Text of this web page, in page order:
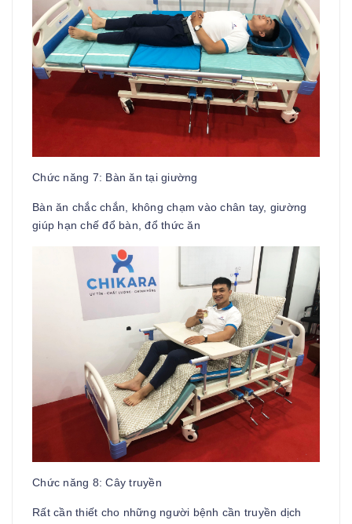
Chức năng 7: Bàn ăn tại giường
Bàn ăn chắc chắn, không chạm vào chân tay, giường
giúp hạn chế đổ bàn, đổ thức ăn
Chức năng 8: Cây truyền
Rất cần thiết cho những người bệnh cần truyền dịch